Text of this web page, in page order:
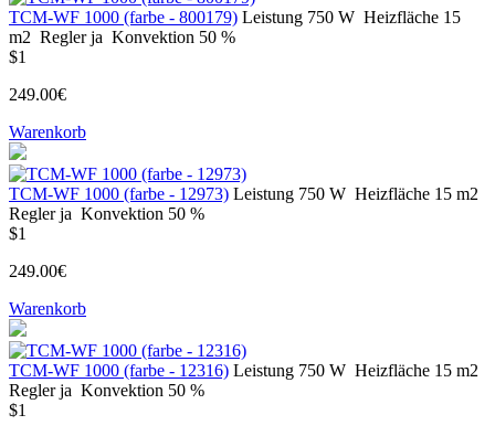
ТСМ-WF 1000 (farbe - 800179) Leistung 750 W Heizfläche 15
m2 Regler ja Konvektion 50 %
$1
249.00€
Warenkorb
ТСМ-WF 1000 (farbe - 12973) Leistung 750 W Heizfläche 15 m2
Regler ja Konvektion 50 %
$1
249.00€
Warenkorb
ТСМ-WF 1000 (farbe - 12316) Leistung 750 W Heizfläche 15 m2
Regler ja Konvektion 50 %
$1